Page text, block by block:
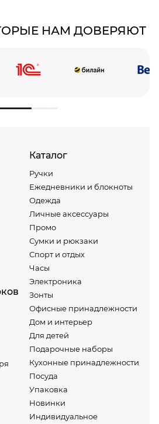
НАМ ДОВЕРЯЮТ
Каталог
Ручки
Ежедневники и блокноты
Одежда
Личные аксессуары
Промо
Сумки и рюкзаки
Спорт и отдых
Часы
Электроника
Зонты
Офисные принадлежности
Дом и интерьер
Для детей
Подарочные наборы
Кухонные принадлежности
Посуда
Упаковка
Новинки
Индивидуальное